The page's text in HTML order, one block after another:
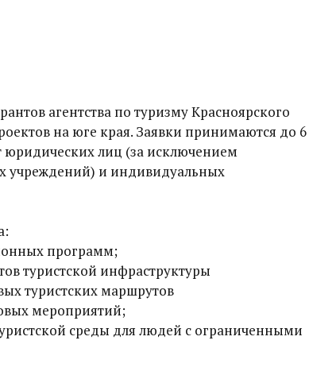
агентства по туризму Красноярского
на юге края. Заявки принимаются до 6
юридических лиц (за исключением
учреждений) и индивидуальных
программ;
туристской инфраструктуры
туристских маршрутов
мероприятий;
среды для людей с ограниченными